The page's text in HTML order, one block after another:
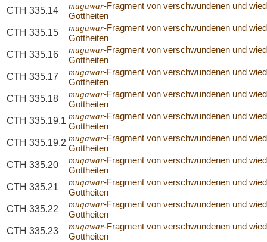
CTH 335.14 mugawar-Fragment von verschwundenen und
Gottheiten
CTH 335.15 mugawar-Fragment von verschwundenen und
Gottheiten
CTH 335.16 mugawar-Fragment von verschwundenen und
Gottheiten
CTH 335.17 mugawar-Fragment von verschwundenen und
Gottheiten
CTH 335.18 mugawar-Fragment von verschwundenen und
Gottheiten
CTH 335.19.1 mugawar-Fragment von verschwundenen und
Gottheiten
CTH 335.19.2 mugawar-Fragment von verschwundenen und
Gottheiten
CTH 335.20 mugawar-Fragment von verschwundenen und
Gottheiten
CTH 335.21 mugawar-Fragment von verschwundenen und
Gottheiten
CTH 335.22 mugawar-Fragment von verschwundenen und
Gottheiten
CTH 335.23 mugawar-Fragment von verschwundenen und
Gottheiten